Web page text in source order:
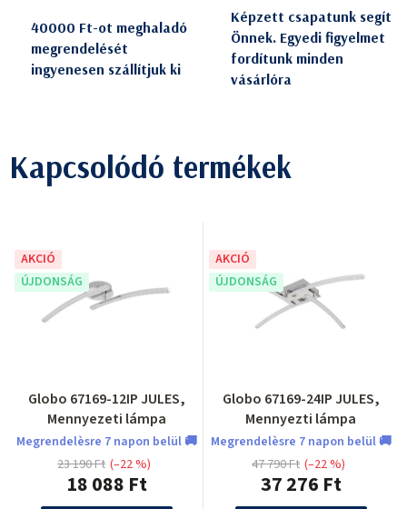
40000 Ft-ot meghaladó
megrendelését
ingyenesen szállítjuk ki
Képzett csapatunk segít
Önnek. Egyedi figyelmet
fordítunk minden
vásárlóra
Kapcsolódó termékek
AKCIÓ
ÚJDONSÁG
Globo 67169-12IP JULES,
Mennyezeti lámpa
Megrendelèsre 7 napon belül 🚚
18 088 Ft
23 190 Ft (–22 %)
AKCIÓ
ÚJDONSÁG
Globo 67169-24IP JULES,
Mennyezti lámpa
Megrendelèsre 7 napon belül 🚚
37 276 Ft
47 790 Ft (–22 %)